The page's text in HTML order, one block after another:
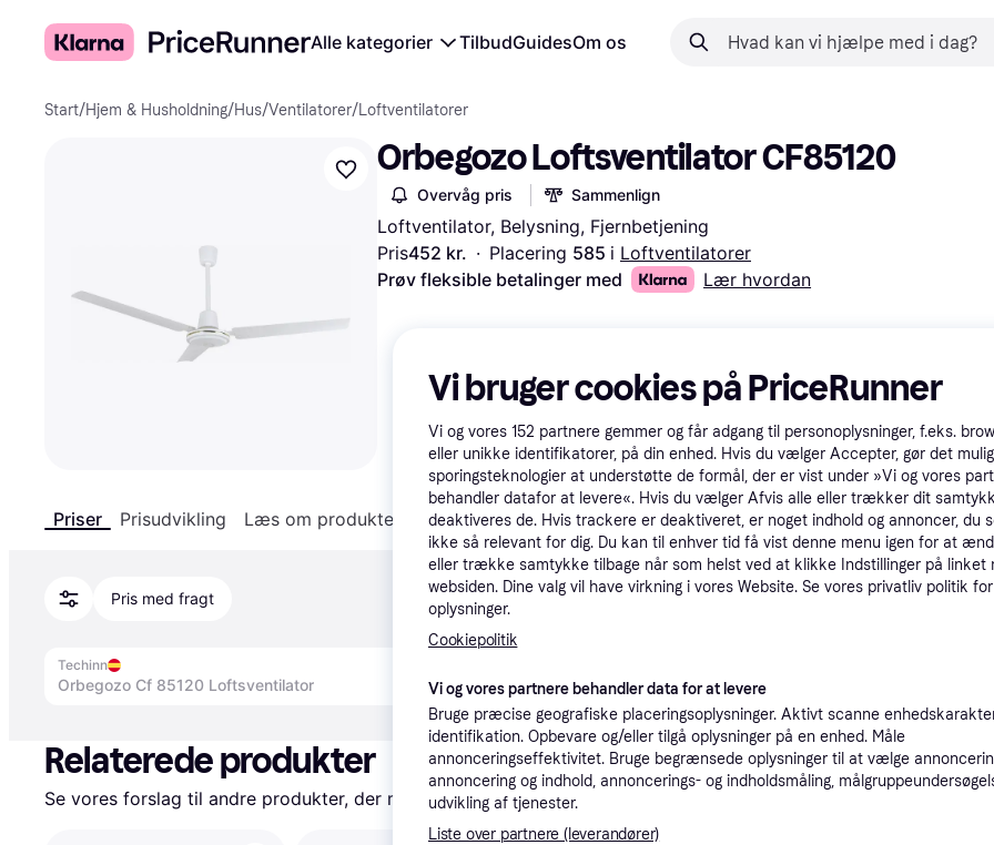
Alle kategorier TilbudGuidesOm os
Start/Hjem & Husholdning/Hus/Ventilatorer/Loftventilatorer
Orbegozo Loftsventilator CF85120
Overvåg pris Sammenlign
Loftventilator, Belysning, Fjernbetjening
Pris452 kr. · Placering 585 i Loftventilatorer
Prøv fleksible betalinger med
Lær hvordan
Priser Prisudvikling Læs om produktet Specifikationer
Pris med fragt
Techinn
Orbegozo Cf 85120 Loftsventilator
Relaterede produkter
Se vores forslag til andre produkter, der matcher dine interesser.
Vi bruger cookies på PriceRunner
Vi og vores 152 partnere gemmer og får adgang til personoplysninger, f.eks.
eller unikke identifikatorer, på din enhed. Hvis du vælger Accepter, gør det
sporingsteknologier at understøtte de formål, der er vist under »Vi og vores
behandler datafor at levere«. Hvis du vælger Afvis alle eller trækker dit
deaktiveres de. Hvis trackere er deaktiveret, er noget indhold og annoncer, du
ikke så relevant for dig. Du kan til enhver tid få vist denne menu igen for at
eller trække samtykke tilbage når som helst ved at klikke Indstillinger på linket
websiden. Dine valg vil have virkning i vores Website. Se vores privatliv politik
oplysninger.
Cookiepolitik
Vi og vores partnere behandler data for at levere
Bruge præcise geografiske placeringsoplysninger. Aktivt scanne
identifikation. Opbevare og/eller tilgå oplysninger på en enhed. Måle
annonceringseffektivitet. Bruge begrænsede oplysninger til at vælge
annoncering og indhold, annoncerings- og indholdsmåling,
udvikling af tjenester.
Liste over partnere (leverandører)